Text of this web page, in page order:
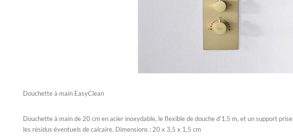
Douchette à main EasyClean
Douchette à main de 20 cm en acier inoxydable, le flexible de douche d'1,5 m, et un support
les résidus éventuels de calcaire. Dimensions : 20 x 3,5 x 1,5 cm